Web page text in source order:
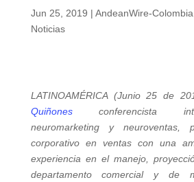
Jun 25, 2019 | AndeanWire-Colombia
Noticias
LATINOAMÉRICA (Junio 25
Quiñones
conferencista
neuromarketing y neuroventas,
corporativo en ventas con una
experiencia en el manejo,
departamento comercial y de